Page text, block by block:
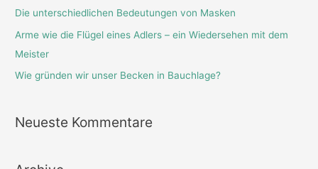
o
Die unterschiedlichen Bedeutungen von Masken
Arme wie die Flügel eines Adlers – ein Wiedersehen mit dem
Meister
Wie gründen wir unser Becken in Bauchlage?
Neueste Kommentare